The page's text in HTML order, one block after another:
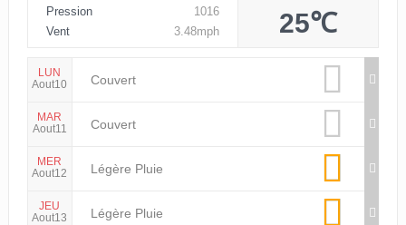
Pression
1016
Vent
3.48mph 25℃
LUN
Aout10
Couvert
MAR
Aout11
Couvert
MER
Aout12
Légère Pluie
JEU
Aout13
Légère Pluie